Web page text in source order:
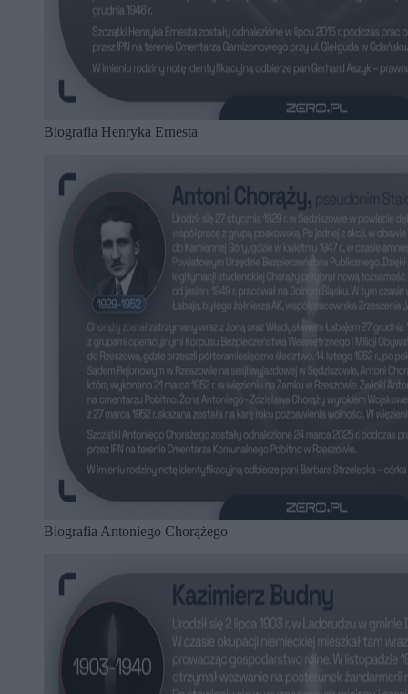
Biografia Henryka Ernesta
Biografia Antoniego Chorążego